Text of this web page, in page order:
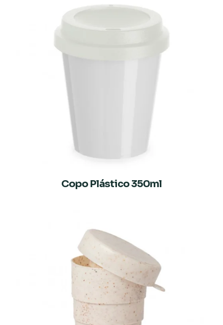
Copo Plástico 350ml